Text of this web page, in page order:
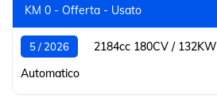
KM 0 - Offerta - Usato
5 / 2026 2184cc 180CV / 132KW
Automatico